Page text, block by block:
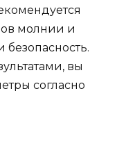
молнии и
вы
согласно